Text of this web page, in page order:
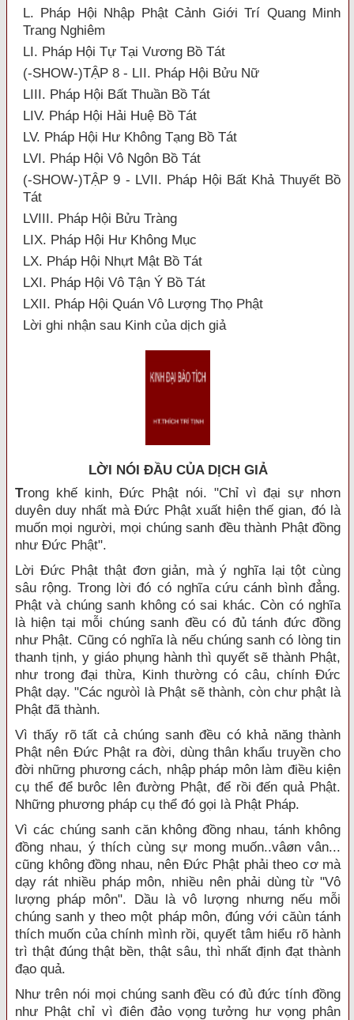
L. Pháp Hội Nhập Phật Cảnh Giới Trí Quang Minh
Trang Nghiêm
LI. Pháp Hội Tự Tại Vương Bồ Tát
(-SHOW-)TẬP 8 - LII. Pháp Hội Bửu Nữ
LIII. Pháp Hội Bất Thuần Bồ Tát
LIV. Pháp Hội Hải Huệ Bồ Tát
LV. Pháp Hội Hư Không Tạng Bồ Tát
LVI. Pháp Hội Vô Ngôn Bồ Tát
(-SHOW-)TẬP 9 - LVII. Pháp Hội Bất Khả Thuyết Bồ
Tát
LVIII. Pháp Hội Bửu Tràng
LIX. Pháp Hội Hư Không Mục
LX. Pháp Hội Nhựt Mật Bồ Tát
LXI. Pháp Hội Vô Tận Ý Bồ Tát
LXII. Pháp Hội Quán Vô Lượng Thọ Phật
Lời ghi nhận sau Kinh của dịch giả
LỜI NÓI ÐẦU CỦA DỊCH GIẢ
Trong khế kinh, Đức Phật nói. "Chỉ vì đại sự nhơn
duyên duy nhất mà Đức Phật xuất hiện thế gian, đó là
muốn mọi người, mọi chúng sanh đều thành Phật đồng
như Đức Phật".
Lời Đức Phật thật đơn giản, mà ý nghĩa lại tột cùng
sâu rộng. Trong lời đó có nghĩa cứu cánh bình đẳng.
Phật và chúng sanh không có sai khác. Còn có nghĩa
là hiện tại mỗi chúng sanh đều có đủ tánh đức đồng
như Phật. Cũng có nghĩa là nếu chúng sanh có lòng tin
thanh tịnh, y giáo phụng hành thì quyết sẽ thành Phật,
như trong đại thừa, Kinh thường có câu, chính Đức
Phật dạy. "Các ngưòì là Phật sẽ thành, còn chư phật là
Phật đã thành.
Vì thấy rõ tất cả chúng sanh đều có khả năng thành
Phật nên Đức Phật ra đời, dùng thân khẩu truyền cho
đời những phương cách, nhập pháp môn làm điều kiện
cụ thể để bưôc lên đường Phật, để rồi đến quả Phật.
Những phương pháp cụ thể đó gọi là Phật Pháp.
Vì các chúng sanh căn không đồng nhau, tánh không
đồng nhau, ý thích cùng sự mong muốn..vâøn vân...
cũng không đồng nhau, nên Đức Phật phải theo cơ mà
dạy rát nhiều pháp môn, nhiều nên phải dùng từ "Vô
lượng pháp môn". Dầu là vô lượng nhưng nếu mỗi
chúng sanh y theo một pháp môn, đúng với căùn tánh
thích muốn của chính mình rồi, quyết tâm hiểu rõ hành
trì thật đúng thật bền, thật sâu, thì nhất định đạt thành
đạo quả.
Như trên nói mọi chúng sanh đều có đủ đức tính đồng
như Phật chỉ vì điên đảo vọng tưởng hư vọng phân